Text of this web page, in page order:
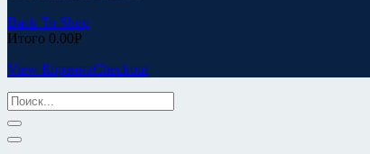
Back To Shop
Итого 0.00Р
View КорзинаCheckout